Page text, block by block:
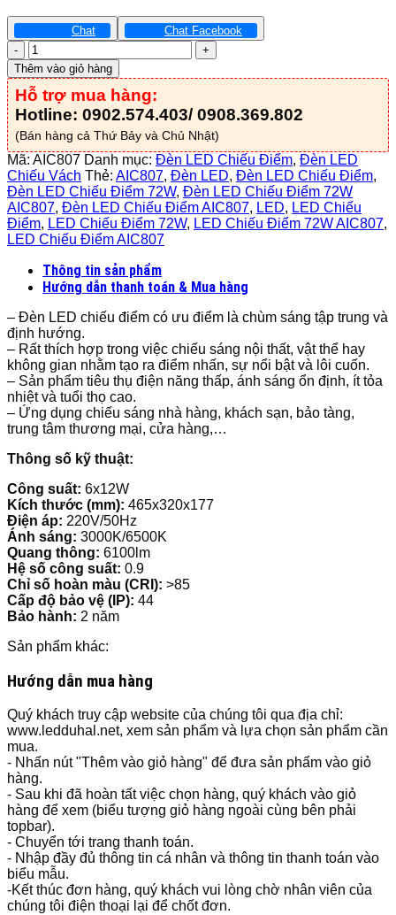
Chat Chat Facebook
Đèn
LED
Chiếu
Điểm
72W
AIC807
số
lượng
Thêm vào giỏ hàng
Hỗ trợ mua hàng:
Hotline: 0902.574.403/ 0908.369.802
(Bán hàng cả Thứ Bảy và Chủ Nhật)
Mã: AIC807 Danh mục: Đèn LED Chiếu Điểm, Đèn LED
Chiếu Vách Thẻ: AIC807, Đèn LED, Đèn LED Chiếu Điểm,
Đèn LED Chiếu Điểm 72W, Đèn LED Chiếu Điểm 72W
AIC807, Đèn LED Chiếu Điểm AIC807, LED, LED Chiếu
Điểm, LED Chiếu Điểm 72W, LED Chiếu Điểm 72W AIC807,
LED Chiếu Điểm AIC807
Thông tin sản phẩm
Hướng dẫn thanh toán & Mua hàng
– Đèn LED chiếu điểm có ưu điểm là chùm sáng tập trung và
định hướng.
– Rất thích hợp trong việc chiếu sáng nội thất, vật thể hay
không gian nhằm tạo ra điểm nhấn, sự nổi bật và lôi cuốn.
– Sản phẩm tiêu thụ điện năng thấp, ánh sáng ổn định, ít tỏa
nhiệt và tuổi thọ cao.
– Ứng dụng chiếu sáng nhà hàng, khách sạn, bảo tàng,
trung tâm thương mại, cửa hàng,…
Thông số kỹ thuật:
Công suất: 6x12W
Kích thước (mm): 465x320x177
Điện áp: 220V/50Hz
Ánh sáng: 3000K/6500K
Quang thông: 6100lm
Hệ số công suất: 0.9
Chỉ số hoàn màu (CRI): >85
Cấp độ bảo vệ (IP): 44
Bảo hành: 2 năm
Sản phẩm khác:
Hướng dẫn mua hàng
Quý khách truy cập website của chúng tôi qua địa chỉ:
www.ledduhal.net, xem sản phẩm và lựa chọn sản phẩm cần
mua.
- Nhấn nút "Thêm vào giỏ hàng" để đưa sản phẩm vào giỏ
hàng.
- Sau khi đã hoàn tất việc chọn hàng, quý khách vào giỏ
hàng để xem (biểu tượng giỏ hàng ngoài cùng bên phải
topbar).
- Chuyển tới trang thanh toán.
- Nhập đầy đủ thông tin cá nhân và thông tin thanh toán vào
biểu mẫu.
-Kết thúc đơn hàng, quý khách vui lòng chờ nhân viên của
chúng tôi điện thoại lại để chốt đơn.